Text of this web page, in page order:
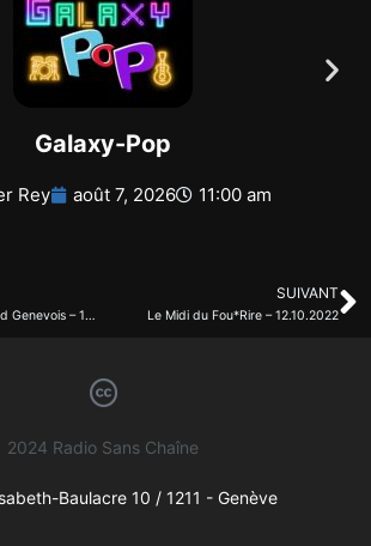
Galaxy-Pop
Rey août 7, 2026 11:00 am
L’ Agenda du Week-end Genevois – 13.10.2022
SUIVANT
Le Midi du Fou*Rire – 12.10.2022
2024 Radio Sans Chaîne
Baulacre 10 / 1211 - Genève